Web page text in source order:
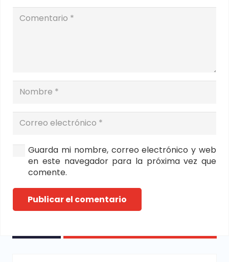
Guarda mi nombre, correo electrónico y web
en este navegador para la próxima vez que
comente.
Publicar el comentario